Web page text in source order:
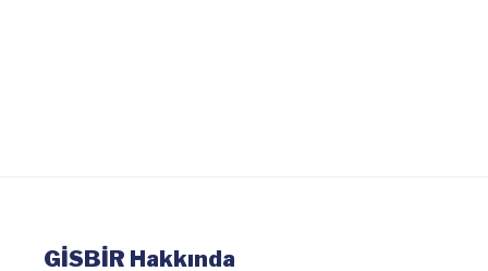
GİSBİR Hakkında